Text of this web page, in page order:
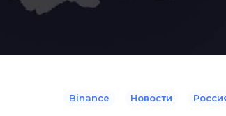
Binance Новости